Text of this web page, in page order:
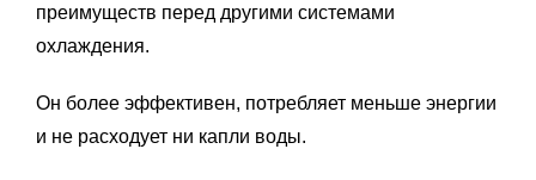
преимуществ перед другими системами
охлаждения.
Он более эффективен, потребляет меньше энергии
и не расходует ни капли воды.